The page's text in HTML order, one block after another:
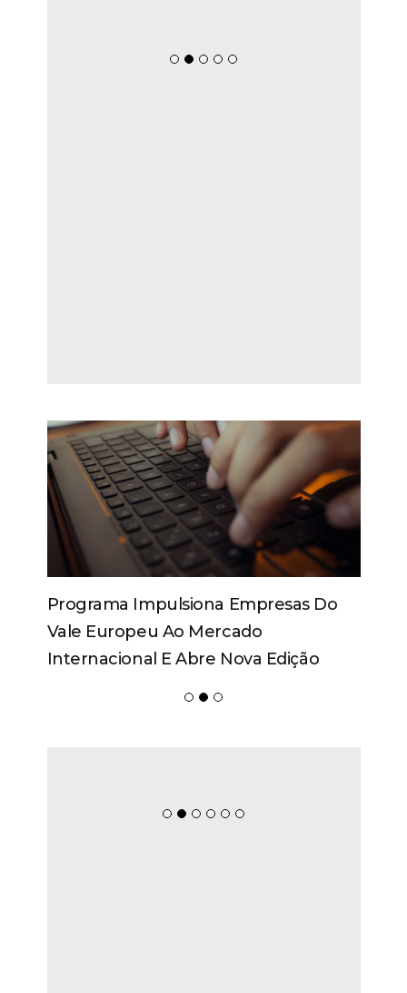
Programa Impulsiona Empresas Do
Vale Europeu Ao Mercado
Internacional E Abre Nova Edição